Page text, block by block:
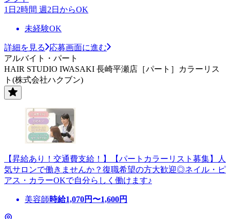
1日2時間 週2日からOK
未経験OK
詳細を見る
応募画面に進む
アルバイト・パート
HAIR STUDIO IWASAKI 長崎平瀬店［パート］カラーリス
ト(株式会社ハクブン)
【昇給あり！交通費支給！】【パートカラーリスト募集】人
気サロンで働きませんか？復職希望の方大歓迎◎ネイル・ピ
アス・カラーOKで自分らしく働けます♪
美容師時給1,070円〜1,600円